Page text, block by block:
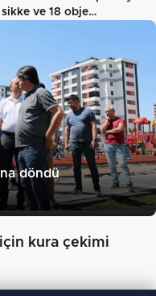
sikke ve 18 obje…
döndü
kura çekimi